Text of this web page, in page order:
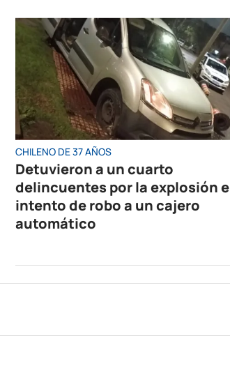
CHILENO DE 37 AÑOS
Detuvieron a un cuarto
delincuentes por la explosión e
intento de robo a un cajero
automático